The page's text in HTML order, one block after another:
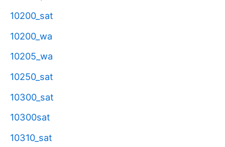
10200_sat
10200_wa
10205_wa
10250_sat
10300_sat
10300sat
10310_sat